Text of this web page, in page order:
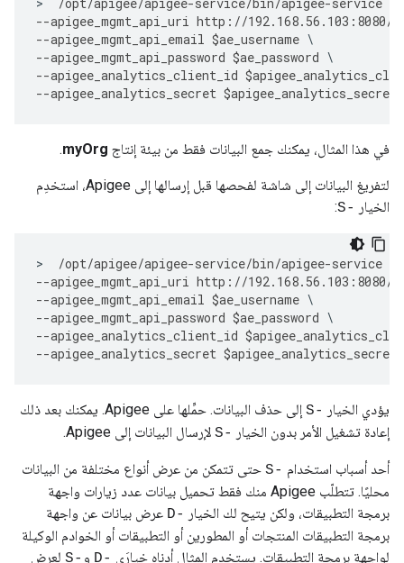
--apigee_mgmt_api_uri http : //192.168. 56.103 : 8080/
--apigee_mgmt_api_email $ae_username
--apigee_mgmt_api_password $ae_password
--apigee_analytics_client_id $
--apigee_analytics_secret $apigee_analytics_secret
في هذا المثال، يمكنك جمع البيانات فقط من بيئة إنتاج myOrg
.
لتفريغ البيانات إلى شاشة لفحصها قبل إرسالها إلى Apigee، استخدِم
الخيار -S
:
> /opt/apigee/apigee-service/bin/apigee-service
--apigee_mgmt_api_uri http : //192.168. 56.103 : 8080/
--apigee_mgmt_api_email $ae_username
--apigee_mgmt_api_password $ae_password
--apigee_analytics_client_id $
--apigee_analytics_secret $apigee_analytics_secret
يؤدي الخيار -S
إلى حذف البيانات. حمِّلها على Apigee. يمكنك بعد ذلك
إعادة تشغيل الأمر بدون الخيار -S لإرسال البيانات إلى Apigee.
أحد أسباب استخدام -S
حتى تتمكن من عرض أنواع مختلفة من البيانات
محليًا. تتطلّب Apigee منك فقط تحميل بيانات عدد زيارات واجهة
برمجة التطبيقات، ولكن يتيح لك الخيار -D
عرض بيانات عن واجهة
برمجة التطبيقات المنتجات أو المطورين أو التطبيقات أو الخوادم الوكيلة
لواجهة برمجة التطبيقات. يستخدم المثال أدناه خيارَي -D و -S
لعرض